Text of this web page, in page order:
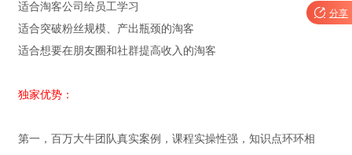
适合淘客公司给员工学习
适合突破粉丝规模、产出瓶颈的淘客
适合想要在朋友圈和社群提高收入的淘客
独家优势：
第一，百万大牛团队真实案例，课程实操性强，知识点环环相
 分享